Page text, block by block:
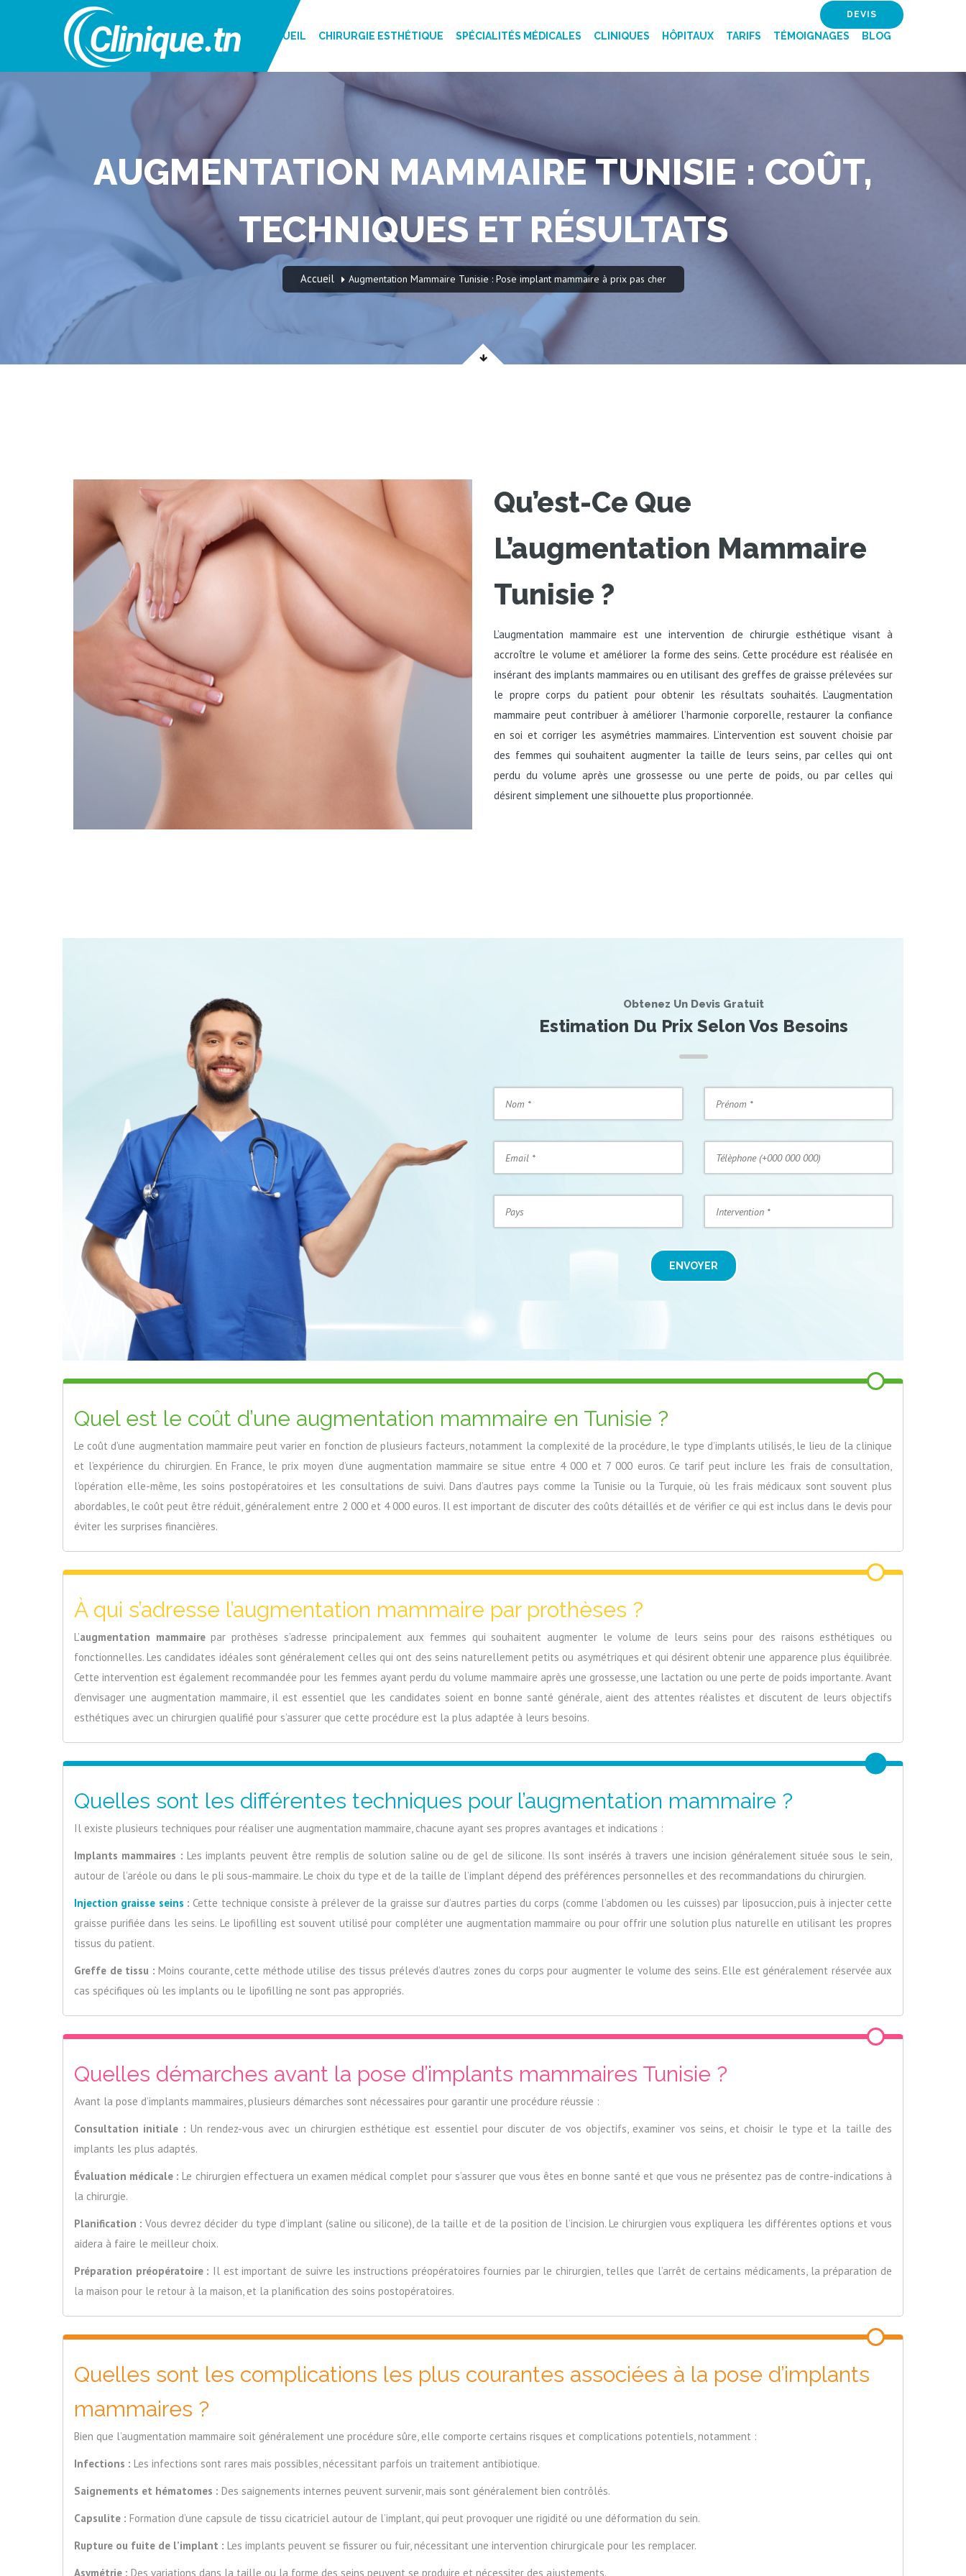
ACCUEIL CHIRURGIE ESTHÉTIQUE SPÉCIALITÉS MÉDICALES CLINIQUES HÔPITAUX TARIFS TÉMOIGNAGES BLOG
DEVIS
AUGMENTATION MAMMAIRE TUNISIE : COÛT,
TECHNIQUES ET RÉSULTATS
Accueil Augmentation Mammaire Tunisie : Pose implant mammaire à prix pas cher
Qu’est-Ce Que
L’augmentation Mammaire
Tunisie ?
L’augmentation mammaire est une intervention de chirurgie esthétique visant à
accroître le volume et améliorer la forme des seins. Cette procédure est réalisée en
insérant des implants mammaires ou en utilisant des greffes de graisse prélevées sur
le propre corps du patient pour obtenir les résultats souhaités. L’augmentation
mammaire peut contribuer à améliorer l’harmonie corporelle, restaurer la confiance
en soi et corriger les asymétries mammaires. L’intervention est souvent choisie par
des femmes qui souhaitent augmenter la taille de leurs seins, par celles qui ont
perdu du volume après une grossesse ou une perte de poids, ou par celles qui
désirent simplement une silhouette plus proportionnée.
Obtenez Un Devis Gratuit
Estimation Du Prix Selon Vos Besoins
ENVOYER
Quel est le coût d’une augmentation mammaire en Tunisie ?
Le coût d’une augmentation mammaire peut varier en fonction de plusieurs facteurs, notamment la complexité de la procédure, le type d’implants utilisés, le lieu de la clinique
et l’expérience du chirurgien. En France, le prix moyen d’une augmentation mammaire se situe entre 4 000 et 7 000 euros. Ce tarif peut inclure les frais de consultation,
l’opération elle-même, les soins postopératoires et les consultations de suivi. Dans d’autres pays comme la Tunisie ou la Turquie, où les frais médicaux sont souvent plus
abordables, le coût peut être réduit, généralement entre 2 000 et 4 000 euros. Il est important de discuter des coûts détaillés et de vérifier ce qui est inclus dans le devis pour
éviter les surprises financières.
À qui s’adresse l’augmentation mammaire par prothèses ?
L’augmentation mammairepar prothèses s’adresse principalement aux femmes qui souhaitent augmenter le volume de leurs seins pour des raisons esthétiques ou
fonctionnelles. Les candidates idéales sont généralement celles qui ont des seins naturellement petits ou asymétriques et qui désirent obtenir une apparence plus équilibrée.
Cette intervention est également recommandée pour les femmes ayant perdu du volume mammaire après une grossesse, une lactation ou une perte de poids importante. Avant
d’envisager une augmentation mammaire, il est essentiel que les candidates soient en bonne santé générale, aient des attentes réalistes et discutent de leurs objectifs
esthétiques avec un chirurgien qualifié pour s’assurer que cette procédure est la plus adaptée à leurs besoins.
Quelles sont les différentes techniques pour l’augmentation mammaire ?
Il existe plusieurs techniques pour réaliser une augmentation mammaire, chacune ayant ses propres avantages et indications :
Implants mammaires : Les implants peuvent être remplis de solution saline ou de gel de silicone. Ils sont insérés à travers une incision généralement située sous le sein,
autour de l’aréole ou dans le pli sous-mammaire. Le choix du type et de la taille de l’implant dépend des préférences personnelles et des recommandations du chirurgien.
Injection graisse seins : Cette technique consiste à prélever de la graisse sur d’autres parties du corps (comme l’abdomen ou les cuisses) par liposuccion, puis à injecter cette
graisse purifiée dans les seins. Le lipofilling est souvent utilisé pour compléter une augmentation mammaire ou pour offrir une solution plus naturelle en utilisant les propres
tissus du patient.
Greffe de tissu : Moins courante, cette méthode utilise des tissus prélevés d’autres zones du corps pour augmenter le volume des seins. Elle est généralement réservée aux
cas spécifiques où les implants ou le lipofilling ne sont pas appropriés.
Quelles démarches avant la pose d’implants mammaires Tunisie ?
Avant la pose d’implants mammaires, plusieurs démarches sont nécessaires pour garantir une procédure réussie :
Consultation initiale : Un rendez-vous avec un chirurgien esthétique est essentiel pour discuter de vos objectifs, examiner vos seins, et choisir le type et la taille des
implants les plus adaptés.
Évaluation médicale : Le chirurgien effectuera un examen médical complet pour s’assurer que vous êtes en bonne santé et que vous ne présentez pas de contre-indications à
la chirurgie.
Planification : Vous devrez décider du type d’implant (saline ou silicone), de la taille et de la position de l’incision. Le chirurgien vous expliquera les différentes options et vous
aidera à faire le meilleur choix.
Préparation préopératoire : Il est important de suivre les instructions préopératoires fournies par le chirurgien, telles que l’arrêt de certains médicaments, la préparation de
la maison pour le retour à la maison, et la planification des soins postopératoires.
Quelles sont les complications les plus courantes associées à la pose d’implants
mammaires ?
Bien que l’augmentation mammaire soit généralement une procédure sûre, elle comporte certains risques et complications potentiels, notamment :
Infections : Les infections sont rares mais possibles, nécessitant parfois un traitement antibiotique.
Saignements et hématomes : Des saignements internes peuvent survenir, mais sont généralement bien contrôlés.
Capsulite : Formation d’une capsule de tissu cicatriciel autour de l’implant, qui peut provoquer une rigidité ou une déformation du sein.
Rupture ou fuite de l’implant : Les implants peuvent se fissurer ou fuir, nécessitant une intervention chirurgicale pour les remplacer.
Asymétrie : Des variations dans la taille ou la forme des seins peuvent se produire et nécessiter des ajustements.